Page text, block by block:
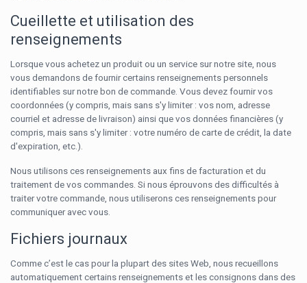
Cueillette et utilisation des
renseignements
Lorsque vous achetez un produit ou un service sur notre site, nous
vous demandons de fournir certains renseignements personnels
identifiables sur notre bon de commande. Vous devez fournir vos
coordonnées (y compris, mais sans s'y limiter : vos nom, adresse
courriel et adresse de livraison) ainsi que vos données financières (y
compris, mais sans s'y limiter : votre numéro de carte de crédit, la date
d'expiration, etc.).
Nous utilisons ces renseignements aux fins de facturation et du
traitement de vos commandes. Si nous éprouvons des difficultés à
traiter votre commande, nous utiliserons ces renseignements pour
communiquer avec vous.
Fichiers journaux
Comme c’est le cas pour la plupart des sites Web, nous recueillons
automatiquement certains renseignements et les consignons dans des